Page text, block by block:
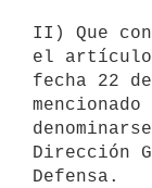
II) Que
el artículo
fecha 22
denominarse
Dirección
Defensa.